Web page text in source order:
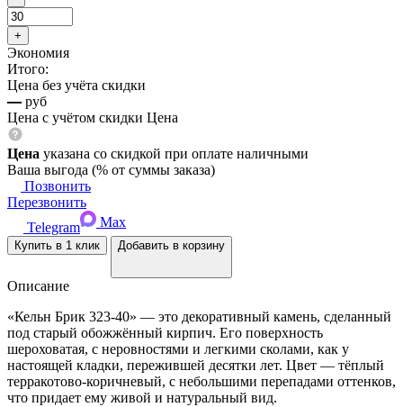
Экономия
Итого:
Цена без учёта скидки
— руб
Цена с учётом скидки Цена
Цена указана со скидкой при оплате наличными
Ваша выгода (% от суммы заказа)
Позвонить
Перезвонить
Telegram
Max
Купить в 1 клик Добавить в корзину
Описание
«Кельн Брик 323-40» — это декоративный камень, сделанный
под старый обожжённый кирпич. Его поверхность
шероховатая, с неровностями и легкими сколами, как у
настоящей кладки, пережившей десятки лет. Цвет — тёплый
терракотово-коричневый, с небольшими перепадами оттенков,
что придает ему живой и натуральный вид.